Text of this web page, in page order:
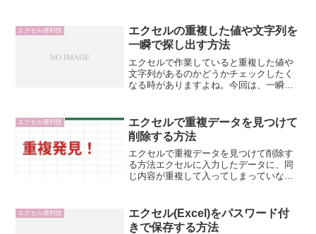
換候補にでる機能なんですが、この 郵
便番号→地名の...
エクセル便利技
エクセルの重複した値や文字列を
一瞬で探し出す方法
エクセルで作業していると重複した値や
文字列があるのかどうかチェックしたく
なる時がありますよね。今回は、一瞬で
ですし、過去に入力した値や文字列に重
複があっても一瞬で気付き...
エクセル便利技
エクセルで重複データを見つけて
削除する方法
エクセルで重複データを見つけて削除す
る方法エクセルに入力したデータに、同
じ内容が重複して入ってしまっていない
たら、同じ名前が2回入力されていた……
という経験をした方もいる...
エクセル便利技
エクセル(Excel)をパスワード付
きで保存する方法